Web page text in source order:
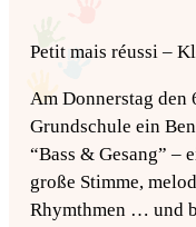
Petit mais réussi –
Am Donnerstag den
Grundschule ein
“Bass & Gesang” –
große Stimme,
Rhymthmen … und